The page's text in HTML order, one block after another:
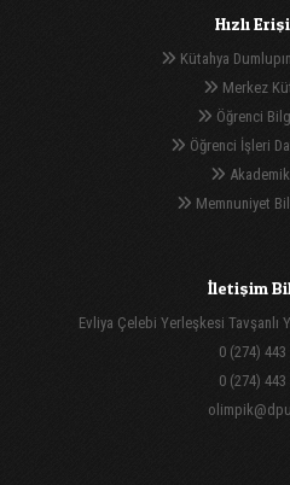
Hızlı
Kütahya
Merkez
Öğrenci
Öğrenci İşleri
Memnuniyet
İletişim
Evliya Çelebi Yerleşkesi Tavşanlı
0 (274) 443
0 (274) 443